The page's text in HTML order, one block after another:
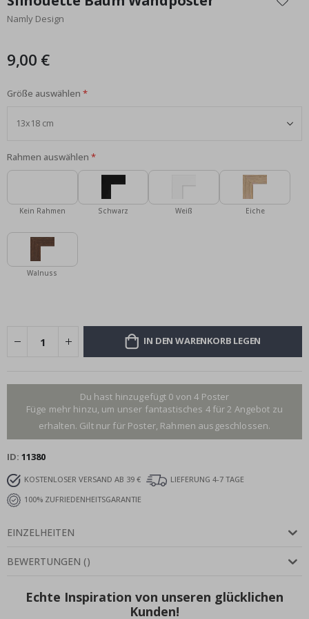
der
Bildgalerie
Namly Design
9,00 €
Größe auswählen
Rahmen auswählen
Kein Rahmen Schwarz Weiß Eiche
Walnuss
IN DEN WARENKORB LEGEN
Du hast hinzugefügt 0 von 4 Poster
Füge mehr hinzu, um unser fantastisches 4 für 2 Angebot zu
erhalten. Gilt nur für Poster, Rahmen ausgeschlossen.
ID 11380
KOSTENLOSER VERSAND AB 39 €
LIEFERUNG 4-7 TAGE
100% ZUFRIEDENHEITSGARANTIE
EINZELHEITEN
BEWERTUNGEN ()
Echte Inspiration von unseren glücklichen
Kunden!